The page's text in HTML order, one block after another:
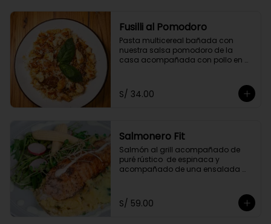
Fusilli al Pomodoro
Pasta multicereal bañada con
nuestra salsa pomodoro de la
casa acompañada con pollo en
S/ 34.00
Salmonero Fit
Salmón al grill acompañado de
puré rústico  de espinaca y
acompañado de una ensalada
S/ 59.00